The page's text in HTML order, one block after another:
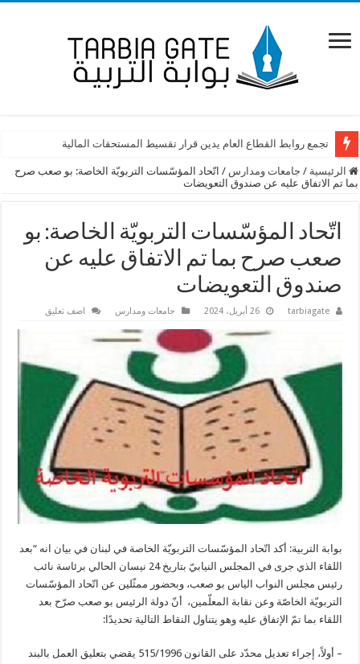
تجمع روابط القطاع العام يدين قرار تقسيط المستحقات المالية
الرئيسية / جامعات ومدارس / اتّحاد المؤسّسات التربويّة الخاصة: بو صعب صرح
بما تم الاتفاق عليه عن صندوق التعويضات
اتّحاد المؤسّسات التربويّة الخاصة: بو
صعب صرح بما تم الاتفاق عليه عن
صندوق التعويضات
tarbiagate 26 أبريل، 2024 جامعات ومدارس اضف تعليق
بوابة التربية: أكد اتّحاد المؤسّسات التربويّة الخاصة في لبنان في بيان انه “بعد
اللقاء الذي جرى في المجلس النيابيّ بتاريخ 24 نيسان الحالي برئاسة نائب
رئيس مجلس النواب الياس بو صعب، وبحضور ممثّلين عن اتّحاد المؤسّسات
التربويّة الخاصّة وعن نقابة المعلّمين، أنّ دولة الرئيس بو صعب صرّح بعد
اللقاء بما تمّ الإتفاق عليه وهو يتناول النقاط التالية تحديدًا:
– أولاً، إجراء تعديل محدّد على القانون 515/1996 يقضي بتعليق العمل بالبند